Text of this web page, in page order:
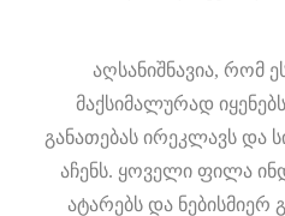
აღსანიშნავია, რომ
მაქსიმალურად
განათებას ირეკლავს
აჩენს. ყოველი ფილა
ატარებს და